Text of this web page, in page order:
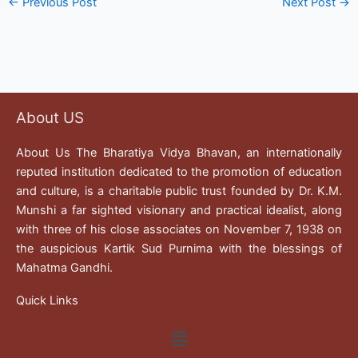
About US
About Us The Bharatiya Vidya Bhavan, an internationally
reputed institution dedicated to the promotion of education
and culture, is a charitable public trust founded by Dr. K.M.
Munshi a far sighted visionary and practical idealist, along
with three of his close associates on November 7, 1938 on
the auspicious Kartik Sud Purnima with the blessings of
Mahatma Gandhi.
Quick Links
Menu